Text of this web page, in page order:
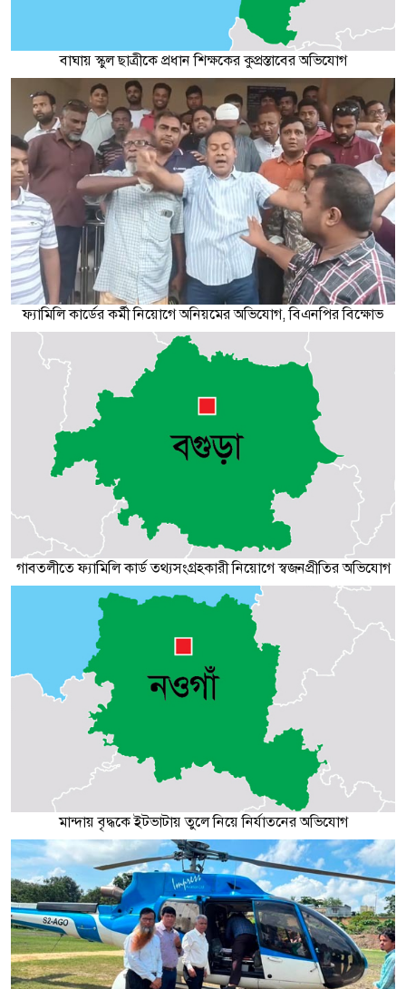
বাঘায় স্কুল ছাত্রীকে প্রধান শিক্ষকের কুপ্রস্তাবের অভিযোগ
ফ্যামিলি কার্ডের কর্মী নিয়োগে অনিয়মের অভিযোগ, বিএনপির বিক্ষোভ
গাবতলীতে ফ্যামিলি কার্ড তথ্যসংগ্রহকারী নিয়োগে স্বজনপ্রীতির অভিযোগ
মান্দায় বৃদ্ধকে ইটভাটায় তুলে নিয়ে নির্যাতনের অভিযোগ